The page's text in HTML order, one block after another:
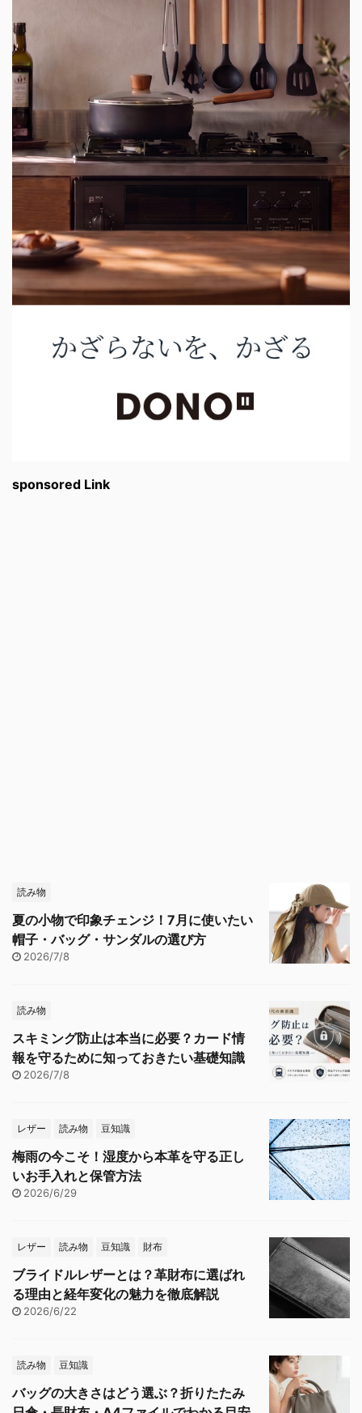
sponsored Link
読み物
夏の小物で印象チェンジ！7月に使いたい
帽子・バッグ・サンダルの選び方
2026/7/8
読み物
スキミング防止は本当に必要？カード情
報を守るために知っておきたい基礎知識
2026/7/8
レザー 読み物 豆知識
梅雨の今こそ！湿度から本革を守る正し
いお手入れと保管方法
2026/6/29
レザー 読み物 豆知識 財布
ブライドルレザーとは？革財布に選ばれ
る理由と経年変化の魅力を徹底解説
2026/6/22
読み物 豆知識
バッグの大きさはどう選ぶ？折りたたみ